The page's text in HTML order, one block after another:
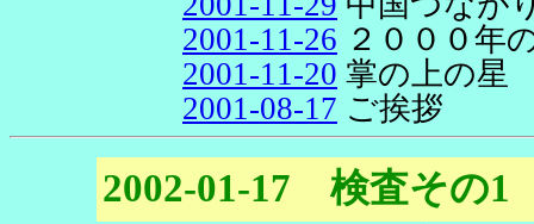
2001-11-26 ２０００年
2001-11-20 掌の上の星
2001-08-17 ご挨拶
2002-01-17 検査その1